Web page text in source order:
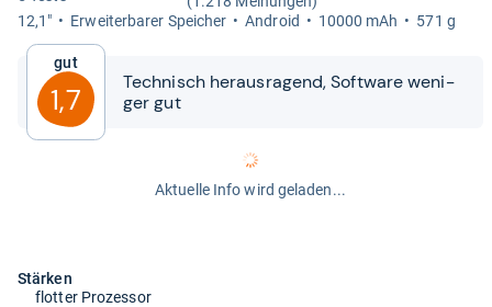
12,1"
Erweiter­ba­rer Spei­cher Android 10000 mAh 571 g
Gut
1,7
Tech­nisch her­aus­ra­gend, Soft­ware weni­
ger gut
Aktuelle Info wird geladen...
Stärken
flotter Prozessor